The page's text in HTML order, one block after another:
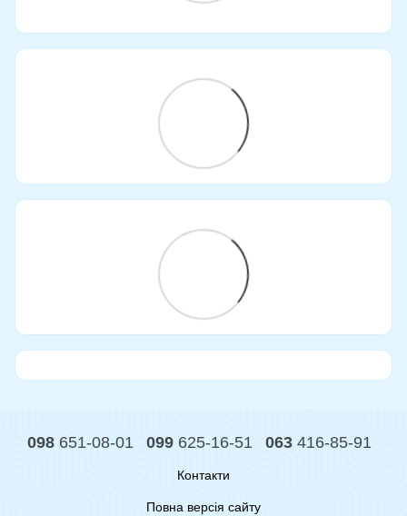
098 651-08-01 099 625-16-51 063 416-85-91
Контакти
Повна версія сайту